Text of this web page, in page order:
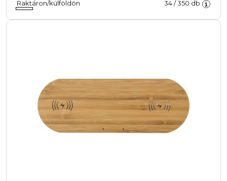
Raktáron/külföldön
34/350 db